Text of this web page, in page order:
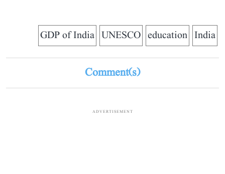
India
education
UNESCO
GDP of India
Comment(s)
ADVERTISEMENT